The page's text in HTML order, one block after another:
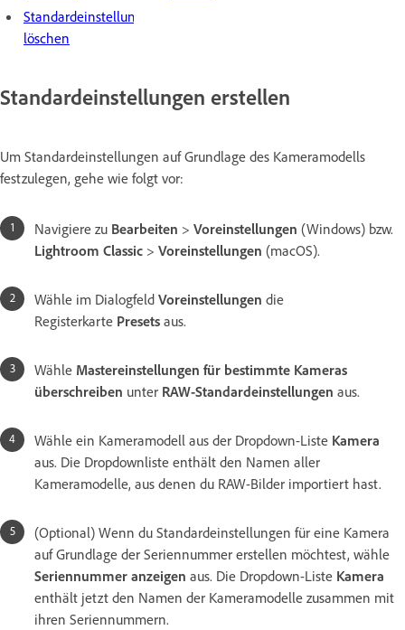
Standardeinstellungen
löschen
Standardeinstellungen erstellen
Um Standardeinstellungen auf Grundlage des Kameramodells
festzulegen, gehe wie folgt vor:
Navigiere zu Bearbeiten > Voreinstellungen (Windows) bzw.
Lightroom Classic > Voreinstellungen (macOS).
Wähle im Dialogfeld Voreinstellungen die
Registerkarte Presets aus.
Wähle Mastereinstellungen für bestimmte Kameras
überschreiben unter RAW-Standardeinstellungen aus.
Wähle ein Kameramodell aus der Dropdown-Liste Kamera
aus. Die Dropdownliste enthält den Namen aller
Kameramodelle, aus denen du RAW-Bilder importiert hast.
(Optional) Wenn du Standardeinstellungen für eine Kamera
auf Grundlage der Seriennummer erstellen möchtest, wähle
Seriennummer anzeigen aus. Die Dropdown-Liste Kamera
enthält jetzt den Namen der Kameramodelle zusammen mit
ihren Seriennummern.